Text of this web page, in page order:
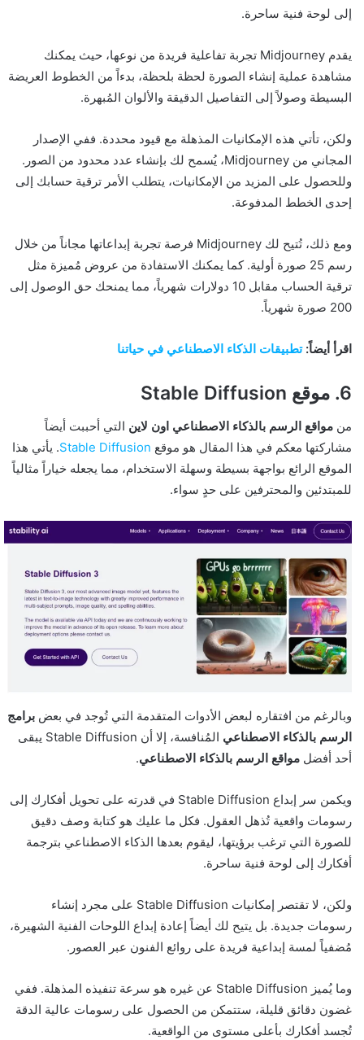
إلى لوحة فنية ساحرة.
يقدم Midjourney تجربة تفاعلية فريدة من نوعها، حيث يمكنك
مشاهدة عملية إنشاء الصورة لحظة بلحظة، بدءاً من الخطوط العريضة
البسيطة وصولاً إلى التفاصيل الدقيقة والألوان المُبهرة.
ولكن، تأتي هذه الإمكانيات المذهلة مع قيود محددة. ففي الإصدار
المجاني من Midjourney، يُسمح لك بإنشاء عدد محدود من الصور.
وللحصول على المزيد من الإمكانيات، يتطلب الأمر ترقية حسابك إلى
إحدى الخطط المدفوعة.
ومع ذلك، تُتيح لك Midjourney فرصة تجربة إبداعاتها مجاناً من خلال
رسم 25 صورة أولية. كما يمكنك الاستفادة من عروض مُميزة مثل
ترقية الحساب مقابل 10 دولارات شهرياً، مما يمنحك حق الوصول إلى
200 صورة شهرياً.
اقرأ أيضاً:تطبيقات الذكاء الاصطناعي في حياتنا
6. موقع Stable Diffusion
من مواقع الرسم بالذكاء الاصطناعي اون لاين التي أحببت أيضاً
مشاركتها معكم في هذا المقال هو موقع Stable Diffusion. يأتي هذا
الموقع الرائع بواجهة بسيطة وسهلة الاستخدام، مما يجعله خياراً مثالياً
للمبتدئين والمحترفين على حدٍ سواء.
وبالرغم من افتقاره لبعض الأدوات المتقدمة التي تُوجد في بعض برامج
الرسم بالذكاء الاصطناعي
المُنافسة، إلا أن Stable Diffusion يبقى
أحد أفضل مواقع الرسم بالذكاء الاصطناعي.
ويكمن سر إبداع Stable Diffusion في قدرته على تحويل أفكارك إلى
رسومات واقعية تُذهل العقول. فكل ما عليك هو كتابة وصف دقيق
للصورة التي ترغب برؤيتها، ليقوم بعدها الذكاء الاصطناعي بترجمة
أفكارك إلى لوحة فنية ساحرة.
ولكن، لا تقتصر إمكانيات Stable Diffusion على مجرد إنشاء
رسومات جديدة. بل يتيح لك أيضاً إعادة إبداع اللوحات الفنية الشهيرة،
مُضفياً لمسة إبداعية فريدة على روائع الفنون عبر العصور.
وما يُميز Stable Diffusion عن غيره هو سرعة تنفيذه المذهلة. ففي
غضون دقائق قليلة، ستتمكن من الحصول على رسومات عالية الدقة
تُجسد أفكارك بأعلى مستوى من الواقعية.